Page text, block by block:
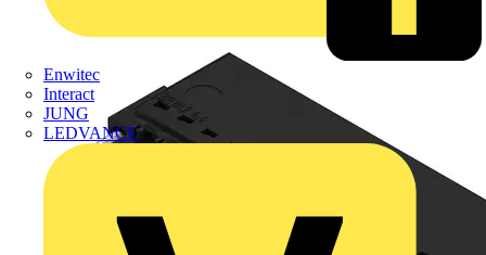
Enwitec
Interact
JUNG
LEDVANCE